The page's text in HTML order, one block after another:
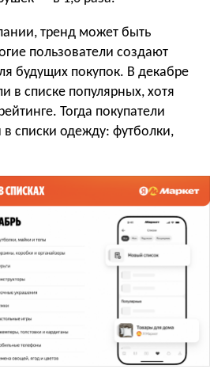
тренд может быть
пользователи создают
будущих покупок. В декабре
в списке популярных, хотя
Тогда покупатели
списки одежду: футболки,